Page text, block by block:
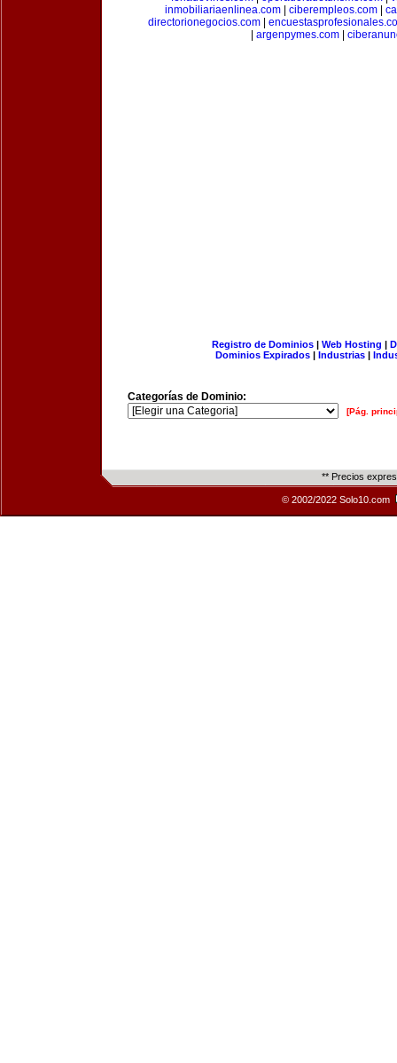
inmobiliariaenlinea.com| ciberempleos.com|
directorionegocios.com|
argenpymes.com
Registro de Dominios| Web Hosting |
Dominios Expirados | Industrias |
Categorías de Dominio:
[Pág.
** Precios
© 2002/2022 Solo10.com